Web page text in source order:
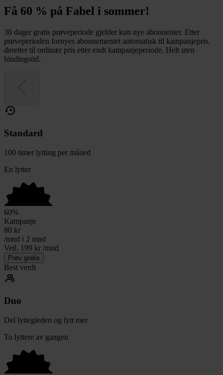
Få 60 % på Fabel i sommer!
30 dager gratis prøveperiode gjelder kun nye abonnenter. Etter
prøveperioden fornyes abonnementet automatisk til kampanjepris,
deretter til ordinær pris etter endt kampanjeperiode. Helt uten
bindingstid.
Standard
100 timer lytting per måned
En lytter
60%
Kampanje
80 kr
/mnd i 2 mnd
Veil. 199 kr /mnd
Prøv gratis
Best verdi
Duo
Del lyttegleden og lytt mer
To lyttere av gangen